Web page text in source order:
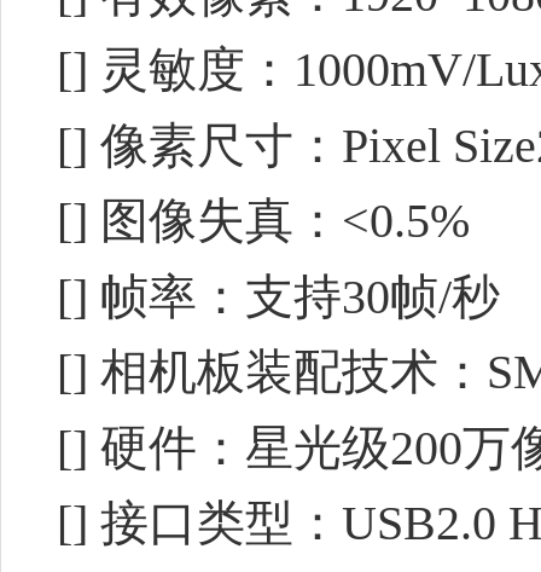
[] 灵敏度：1000mV/
[] 像素尺寸：Pixel
[] 图像失真：<0.5%
[] 帧率：支持30帧/秒
[] 相机板装配技术：
[] 硬件：星光级200万
[] 接口类型：USB2.0